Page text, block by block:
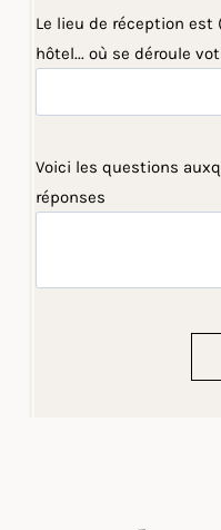
Le lieu de réception est
hôtel... où se déroule
Voici les questions
réponses